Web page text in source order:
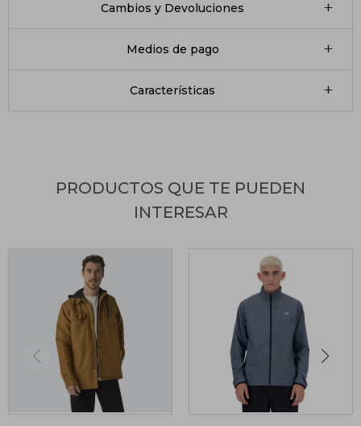
Cambios y Devoluciones
Medios de pago
Características
PRODUCTOS QUE TE PUEDEN
INTERESAR